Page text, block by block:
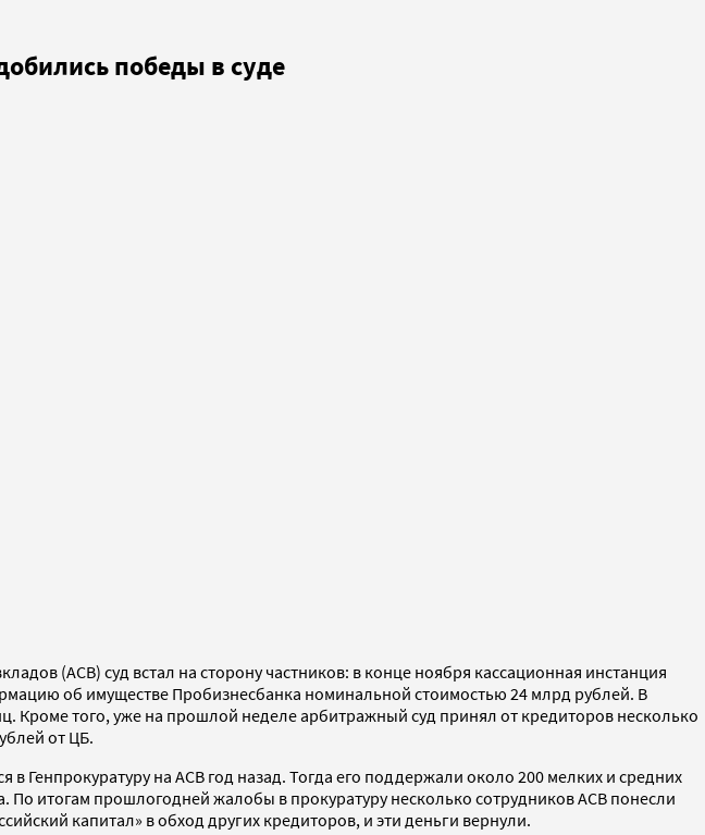
победы в суде
(АСВ) суд встал на сторону частников: в конце ноября кассационная инстанция
об имуществе Пробизнесбанка номинальной стоимостью 24 млрд рублей. В
Кроме того, уже на прошлой неделе арбитражный суд принял от кредиторов несколько
от ЦБ.
на АСВ год назад. Тогда его поддержали около 200 мелких и средних
По итогам прошлогодней жалобы в прокуратуру несколько сотрудников АСВ понесли
капитал» в обход других кредиторов, и эти деньги вернули.